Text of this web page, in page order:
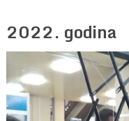
2022. godina